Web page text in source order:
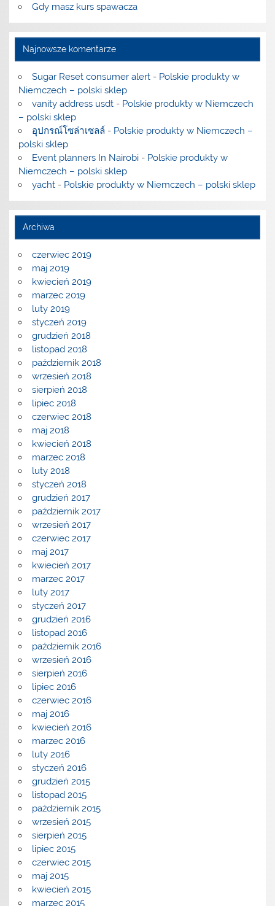
Gdy masz kurs spawacza
Najnowsze komentarze
Sugar Reset consumer alert- Polskie produkty w
Niemczech – polski sklep
vanity address usdt- Polskie produkty w Niemczech
– polski sklep
อุปกรณ์โซล่าเซลล์ - Polskie produkty w Niemczech –
polski sklep
Event planners In Nairobi- Polskie produkty w
Niemczech – polski sklep
yacht- Polskie produkty w Niemczech – polski sklep
Archiwa
czerwiec 2019
maj 2019
kwiecień 2019
marzec 2019
luty 2019
styczeń 2019
grudzień 2018
listopad 2018
październik 2018
wrzesień 2018
sierpień 2018
lipiec 2018
czerwiec 2018
maj 2018
kwiecień 2018
marzec 2018
luty 2018
styczeń 2018
grudzień 2017
październik 2017
wrzesień 2017
czerwiec 2017
maj 2017
kwiecień 2017
marzec 2017
luty 2017
styczeń 2017
grudzień 2016
listopad 2016
październik 2016
wrzesień 2016
sierpień 2016
lipiec 2016
czerwiec 2016
maj 2016
kwiecień 2016
marzec 2016
luty 2016
styczeń 2016
grudzień 2015
listopad 2015
październik 2015
wrzesień 2015
sierpień 2015
lipiec 2015
czerwiec 2015
maj 2015
kwiecień 2015
marzec 2015